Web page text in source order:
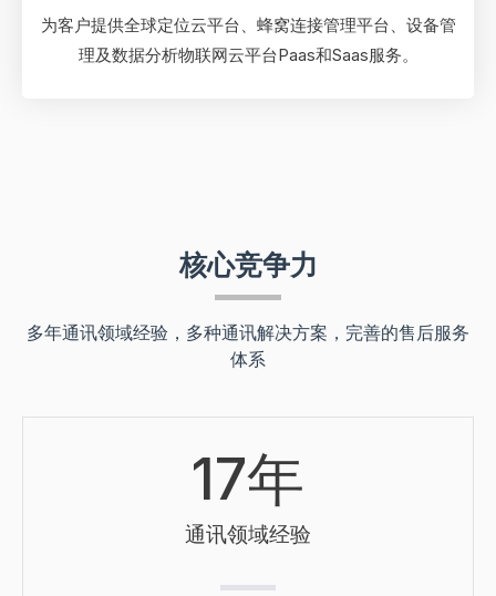
为客户提供全球定位云平台、蜂窝连接管理平台、设备管
理及数据分析物联⽹云平台Paas和Saas服务。
核心竞争力
多年通讯领域经验，多种通讯解决方案，完善的售后服务
体系
17年
通讯领域经验